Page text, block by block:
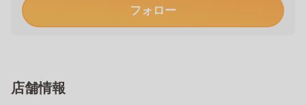
フォロー
店舗情報